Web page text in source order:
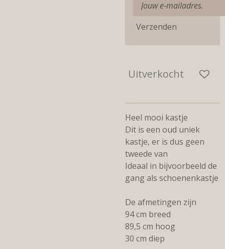
Verzenden
Uitverkocht
Heel mooi kastje
Dit is een oud uniek
kastje, er is dus geen
tweede van
Ideaal in bijvoorbeeld de
gang als schoenenkastje
De afmetingen zijn
94 cm breed
89,5 cm hoog
30 cm diep